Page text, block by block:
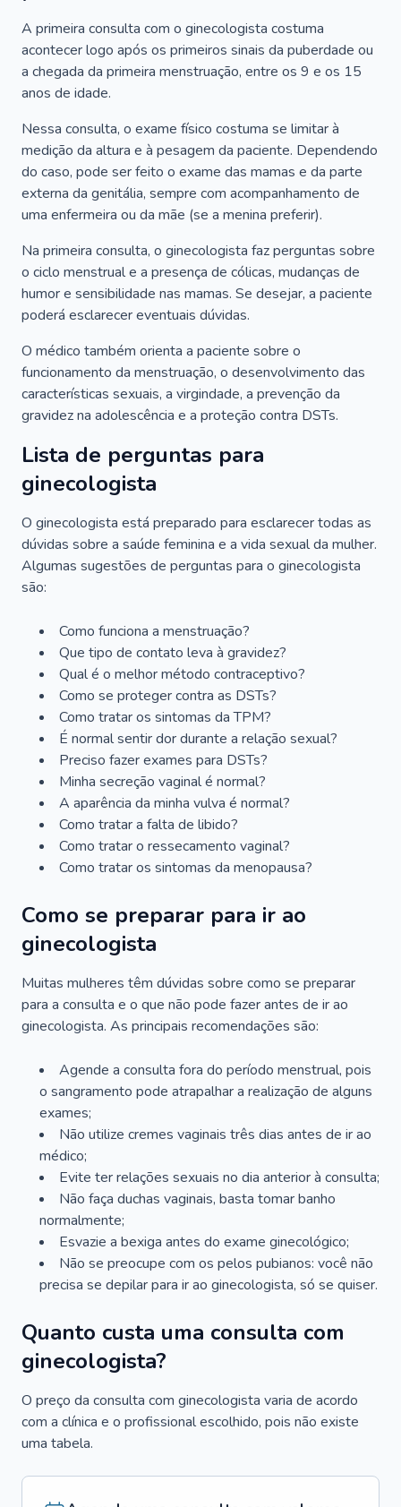
A primeira consulta com o ginecologista costuma
acontecer logo após os primeiros sinais da puberdade ou
a chegada da primeira menstruação, entre os 9 e os 15
anos de idade.
Nessa consulta, o exame físico costuma se limitar à
medição da altura e à pesagem da paciente. Dependendo
do caso, pode ser feito o exame das mamas e da parte
externa da genitália, sempre com acompanhamento de
uma enfermeira ou da mãe (se a menina preferir).
Na primeira consulta, o ginecologista faz perguntas sobre
o ciclo menstrual e a presença de cólicas, mudanças de
humor e sensibilidade nas mamas. Se desejar, a paciente
poderá esclarecer eventuais dúvidas.
O médico também orienta a paciente sobre o
funcionamento da menstruação, o desenvolvimento das
características sexuais, a virgindade, a prevenção da
gravidez na adolescência e a proteção contra DSTs.
Lista de perguntas para
ginecologista
O ginecologista está preparado para esclarecer todas as
dúvidas sobre a saúde feminina e a vida sexual da mulher.
Algumas sugestões de perguntas para o ginecologista
são:
Como funciona a menstruação?
Que tipo de contato leva à gravidez?
Qual é o melhor método contraceptivo?
Como se proteger contra as DSTs?
Como tratar os sintomas da TPM?
É normal sentir dor durante a relação sexual?
Preciso fazer exames para DSTs?
Minha secreção vaginal é normal?
A aparência da minha vulva é normal?
Como tratar a falta de libido?
Como tratar o ressecamento vaginal?
Como tratar os sintomas da menopausa?
Como se preparar para ir ao
ginecologista
Muitas mulheres têm dúvidas sobre como se preparar
para a consulta e o que não pode fazer antes de ir ao
ginecologista. As principais recomendações são:
Agende a consulta fora do período menstrual, pois
o sangramento pode atrapalhar a realização de alguns
exames;
Não utilize cremes vaginais três dias antes de ir ao
médico;
Evite ter relações sexuais no dia anterior à consulta;
Não faça duchas vaginais, basta tomar banho
normalmente;
Esvazie a bexiga antes do exame ginecológico;
Não se preocupe com os pelos pubianos: você não
precisa se depilar para ir ao ginecologista, só se quiser.
Quanto custa uma consulta com
ginecologista?
O preço da consulta com ginecologista varia de acordo
com a clínica e o profissional escolhido, pois não existe
uma tabela.